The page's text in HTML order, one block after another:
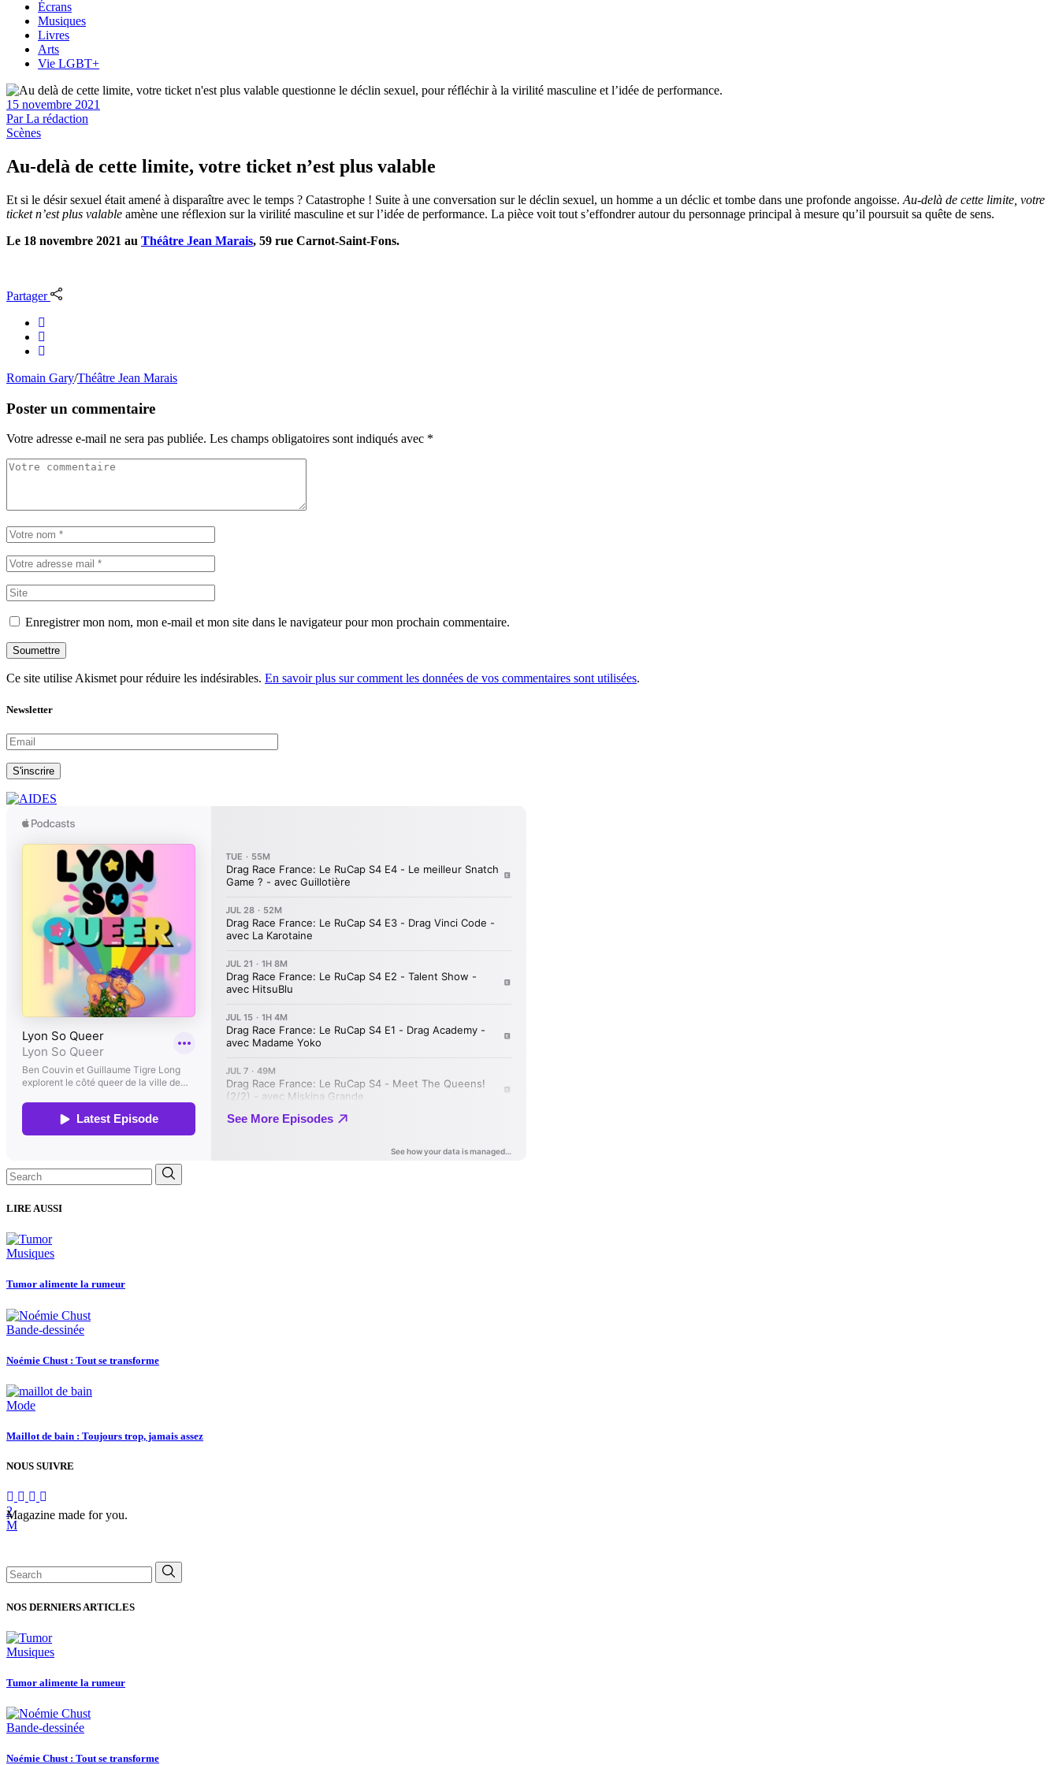
Écrans
Musiques
Livres
Arts
Vie LGBT+
15 novembre 2021
ParLa rédaction
Scènes
Au-delà de cette limite, votre ticket n’est plus valable
Et si le désir sexuel était amené à disparaître avec le temps ? Catastrophe ! Suite à une conversation sur le déclin sexuel, un homme a un déclic et tombe dans une profonde angoisse. Au-delà de cette limite, votre
ticket n’est plus valable amène une réflexion sur la virilité masculine et sur l’idée de performance. La pièce voit tout s’effondrer autour du personnage principal à mesure qu’il poursuit sa quête de sens.
Le 18 novembre 2021 au Théâtre Jean Marais, 59 rue Carnot-Saint-Fons.
Partager
Romain Gary/Théâtre Jean Marais
Poster un commentaire
Votre adresse e-mail ne sera pas publiée. Les champs obligatoires sont indiqués avec *
Enregistrer mon nom, mon e-mail et mon site dans le navigateur pour mon prochain commentaire.
Soumettre
Ce site utilise Akismet pour réduire les indésirables. En savoir plus sur comment les données de vos commentaires sont utilisées.
Newsletter
S'inscrire
Search
for:
LIRE AUSSI
Musiques
Tumor alimente la rumeur
Bande-dessinée
Noémie Chust : Tout se transforme
Mode
Maillot de bain : Toujours trop, jamais assez
NOUS SUIVRE
Magazine made for you.
Search
for:
NOS DERNIERS ARTICLES
Musiques
Tumor alimente la rumeur
Bande-dessinée
Noémie Chust : Tout se transforme